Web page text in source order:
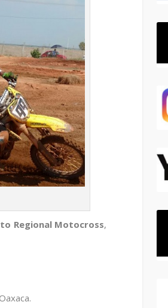
Regional Motocross,